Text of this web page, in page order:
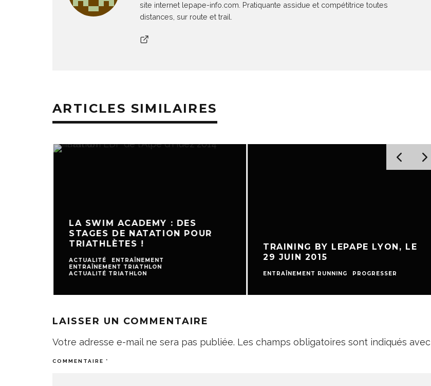
site internet lepape-info.com. Pratiquante assidue et compétitrice toutes
distances, sur route et trail.
ARTICLES SIMILAIRES
LA SWIM ACADEMY : DES
STAGES DE NATATION POUR
TRIATHLÈTES !
ACTUALITÉ
ENTRAÎNEMENT
ENTRAÎNEMENT TRIATHLON
ACTUALITÉ TRIATHLON
TRAINING BY LEPAPE LYON, LE
29 JUIN 2015
ENTRAÎNEMENT RUNNING PROGRESSER
LAISSER UN COMMENTAIRE
Votre adresse e-mail ne sera pas publiée. Les champs obligatoires sont indiqués avec
COMMENTAIRE *